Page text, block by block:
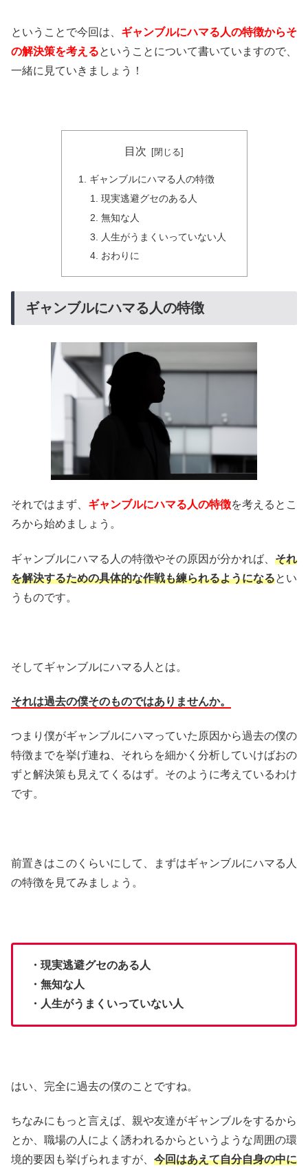
ということで今回は、 ギャンブルにハマる人の特徴からそ
の解決策を考えるということについて書いていますので、
一緒に見ていきましょう！
目次
ギャンブルにハマる人の特徴
現実逃避グセのある人
無知な人
人生がうまくいっていない人
おわりに
ギャンブルにハマる人の特徴
それではまず、 ギャンブルにハマる人の特徴を考えるとこ
ろから始めましょう。
ギャンブルにハマる人の特徴やその原因が分かれば、 それ
を解決するための具体的な作戦も練られるようになるとい
うものです。
そしてギャンブルにハマる人とは。
それは過去の僕そのものではありませんか。
つまり僕がギャンブルにハマっていた原因から過去の僕の
特徴までを挙げ連ね、それらを細かく分析していけばおの
ずと解決策も見えてくるはず。そのように考えているわけ
です。
前置きはこのくらいにして、まずはギャンブルにハマる人
の特徴を見てみましょう。
・現実逃避グセのある人
・無知な人
・人生がうまくいっていない人
はい、完全に過去の僕のことですね。
ちなみにもっと言えば、親や友達がギャンブルをするから
とか、職場の人によく誘われるからというような周囲の環
境的要因も挙げられますが、 今回はあえて自分自身の中に